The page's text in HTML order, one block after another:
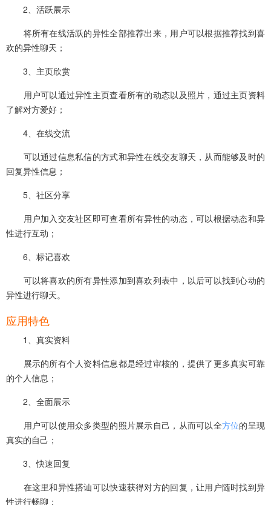
2、活跃展示
将所有在线活跃的异性全部推荐出来，用户可以根据推荐找到喜
欢的异性聊天；
3、主页欣赏
用户可以通过异性主页查看所有的动态以及照片，通过主页资料
了解对方爱好；
4、在线交流
可以通过信息私信的方式和异性在线交友聊天，从而能够及时的
回复异性信息；
5、社区分享
用户加入交友社区即可查看所有异性的动态，可以根据动态和异
性进行互动；
6、标记喜欢
可以将喜欢的所有异性添加到喜欢列表中，以后可以找到心动的
异性进行聊天。
应用特色
1、真实资料
展示的所有个人资料信息都是经过审核的，提供了更多真实可靠
的个人信息；
2、全面展示
用户可以使用众多类型的照片展示自己，从而可以全方位的呈现
真实的自己；
3、快速回复
在这里和异性搭讪可以快速获得对方的回复，让用户随时找到异
性进行畅聊；